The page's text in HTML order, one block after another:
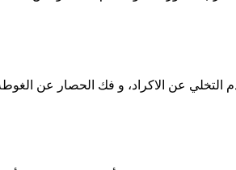
عن الاكراد، و فك الحصار عن